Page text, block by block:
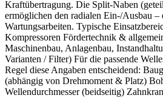
Kraftübertragung. Die Split-Naben
ermöglichen den radialen Ein-/Ausbau –
Wartungsarbeiten. Typische
Kompressoren Fördertechnik &
Maschinenbau, Anlagenbau,
Varianten / Filter) Für die passende
Regel diese Angaben entscheidend:
(abhängig von Drehmoment & Platz)
Wellendurchmesser (beidseitig)